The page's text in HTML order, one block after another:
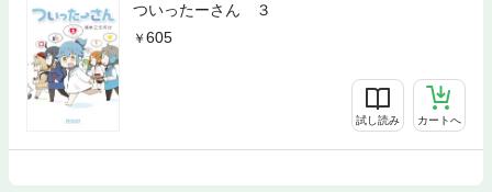
ついったーさん ３
605
試し読み カートへ